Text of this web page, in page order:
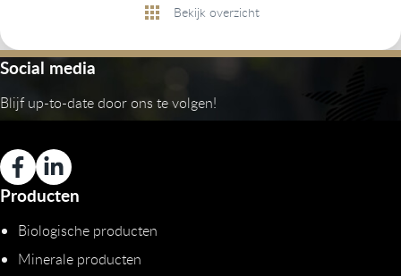
Bekijk overzicht
Social media
Blijf up-to-date door ons te volgen!
Producten
Biologische producten
Minerale producten